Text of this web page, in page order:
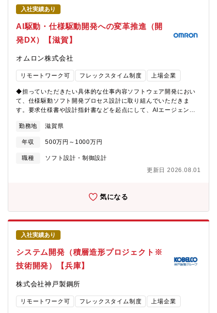
成長に向けた社内ITにおける開発・運用業務体制の強化、ならび
魅力】■最大の魅力は、ユーザーである従業員と非常に近い距離で
開発に携われる点です。■IT投資に柔軟な環境での技術課題解決の
リードや、モダンなIT環境でコーポレートITの価値創造にチャレン
ジできます。また採用する技術において重要な意思決定も担いま
ｓす。■クラウドやサーバーレスといった最先端の技術環境を活用
しながら、小規模な開発単位で多様な技術に触れ、課題の発見か
ら対応案の検討、開発までを一貫して主導できます。■内製文化が
根付いているため、これまでのエンジニア経験をそのまま生かせ
ます。【組織構成】当部門には約70名が在籍しており、全社・事
業のIT基盤の企画/プロジェクトマネジメント、システム設計/構築/
す。エンジニア比率は約70%です。
ジメントのポジションとしては「チームリーダー」「グループリ
ーダー」「新居浜センター長」「情報システム部長」がありま
す。【募集部門】情報システム部 セキュリティガバナンスグル
ープ人数：8名/男性8名、女性0名年齢構成・60代2名、50代1名、
40代3名、30代2名【組織の特徴と雰囲気】・セキュリティガバナ
います。・30代から60代まで幅広い年齢層ですが、年上・年下関
係なく気軽に話せる雰囲気の職場です。・メンバーの主体性を重
んじながら適切な管理やフォローを行なう体制とし、グループと
ア採用活動を行っており、現在、セキュリティガバナンスグルー
プにも合計4名の中途採用者がいます。まずは既存システムを理解
することからスタートし、既存メンバーと良好な関係を築きなが
ら、これまでの経験・知見を活かして活躍されています。・セキ
ケーションをとることができ、会社の業務を理解することができ
制度も取り入れており、新卒／中途採用の1年目は出社が基本とな
りますが、週１回程度の在宅勤務も認めており、個人の事情に合
で、有休休暇も取りやすい環境です。【出張頻度】・海外も含め
継いでいる日本を代表する総合非鉄素材メーカーです。「技術
圧倒的な強みであり、資源事業、製錬事業、材料事業と川上から
川下まで事業展開しているため事業の安定性が非常に高いです。■
社員を大切にし、組織の一人一人の力を十分に発揮することで企
業として成長していこうというスタンスです。ワークライフバラ
ンス向上の一環で産休・育休の取得体制が整備されています。ま
た、男女問わず仕事を任せる企業文化があり、性別を問わず活躍
できる環境づくりにも取り組んでいる、働き易い環境の企業で
入社実績あり
AI駆動・仕様駆動開発への変革推進（開
発DX）【滋賀】
オムロン株式会社
リモートワーク可 フレックスタイム制度 上場企業
◆担っていただきたい具体的な仕事内容ソフトウェア開発におい
て、仕様駆動ソフト開発プロセス設計に取り組んでいただきま
す。要求仕様書や設計指針書などを起点にして、AIエージェント
の成果物品質を担保される仕組み・プロセスの設計に取り組みま
す。また、インプットとなる要求仕様書などのドキュメントの標
準化、および品質マネジメントプロセスの構築にも取り組んでい
ただきます。プロセス革新を担うチームとして、取り組んでいた
を担っていただきます。① 商品プロジェクト特性に応じた仕様駆
品質評価・検証手法の確立③ 要求～設計～実装～テストのトレー
サビリティ基盤設計④ 要求仕様書などのインプットドキュメント
の標準化⑤ AIエージェントの学習・強化サイクルプロセスの構築
⑥ AI開発ガバナンスおよび監査プロセスの設計◆募集背景日本の
製造業を始めとするモノづくり現場は、熟練技術者の高齢化、人
財不足、属人化した開発に起因した低い開発生産性、など深刻な
課題に直面しています。我々は、生成AIやシミュレーションなど
DX技術やネットワーク技術を活用し、製造業のお客様の開発生産
性向上を通じて、世界や日本の製造業をより良くしていくことを
造業をより良くしていきたい、という想いを持った方を、業界・
企業問わず幅広く募集しています（制御機器の開発経験は問いま
せん）。◆具体的な仕事内容に対しての期待する成果本職種は、
勤務地 滋賀県
年収 500万円～1000万円
職種
ソフト設計・制御設計
更新日 2026.08.01
気になる
入社実績あり
システム開発（積層造形プロジェクト※
技術開発）【兵庫】
株式会社神戸製鋼所
リモートワーク可 フレックスタイム制度 上場企業